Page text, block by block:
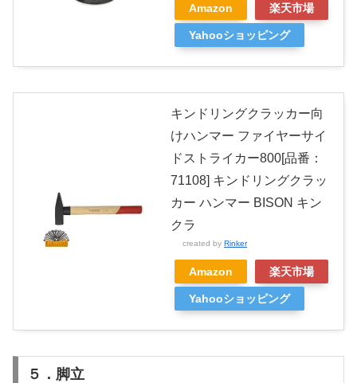
Amazon 楽天市場
Yahooショッピング
キンドリングクラッカー向
けハンマー ファイヤーサイ
ドストライカー800[品番：
71108] キンドリングクラッ
カー ハンマー BISON キン
クラ
created by Rinker
Amazon 楽天市場
Yahooショッピング
５．脚立